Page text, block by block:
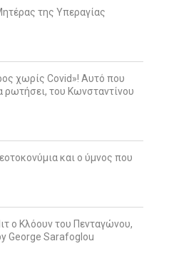
της Υπεραγίας
χωρίς Covid»! Αυτό που
ρωτήσει, του Κωνσταντίνου
και ο ύμνος που
ο Κλόουν του Πενταγώνου,
George Sarafoglou